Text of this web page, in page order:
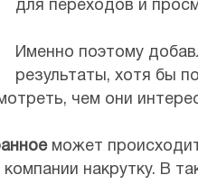
для переходов и
Именно поэтому
результаты, хотя бы
чем они
может
накрутку. В